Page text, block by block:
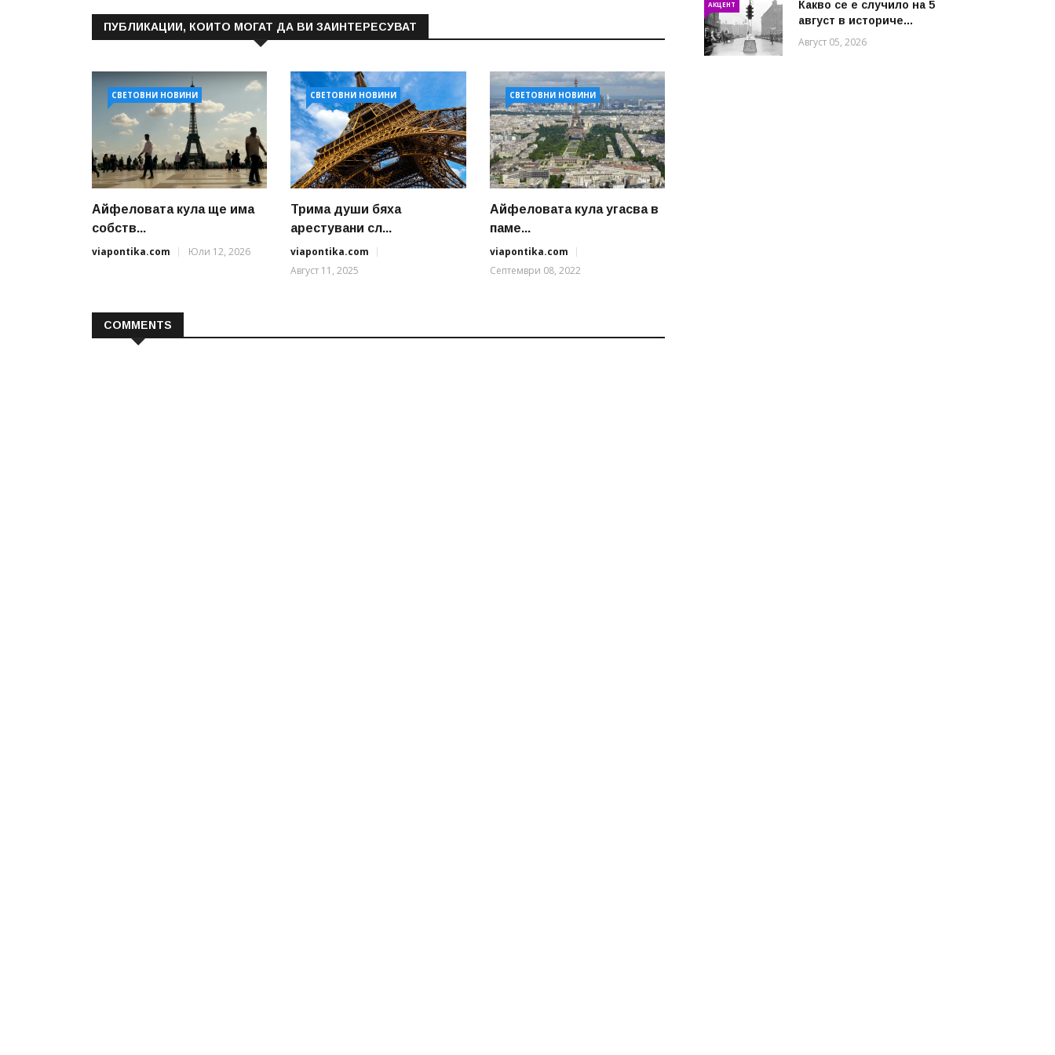
ПУБЛИКАЦИИ, КОИТО МОГАТ ДА ВИ ЗАИНТЕРЕСУВАТ
СВЕТОВНИ НОВИНИ
Айфеловата кула ще има
собств...
viapontika.com
Юли 12, 2026
СВЕТОВНИ НОВИНИ
Трима души бяха
арестувани сл...
viapontika.com
Август 11, 2025
СВЕТОВНИ НОВИНИ
Айфеловата кула угасва в
паме...
viapontika.com
Септември 08, 2022
COMMENTS
АКЦЕНТ
Какво се е случило на 5
август в историче...
Август 05, 2026